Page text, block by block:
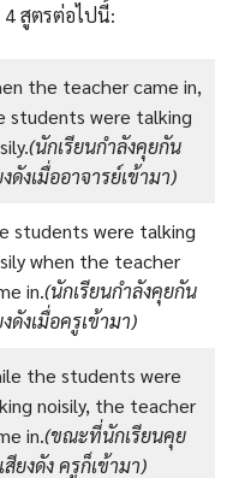
4 สูตรต่อไปนี้:
the teacher came in,
students were talking
(นักเรียนกำลังคุยกัน
งดังเมื่ออาจารย์เข้ามา)
students were talking
when the teacher
in.(นักเรียนกำลังคุยกัน
งดังเมื่อครูเข้ามา)
the students were
noisily, the teacher
in.(ขณะที่นักเรียนคุย
สียงดัง ครูก็เข้ามา)